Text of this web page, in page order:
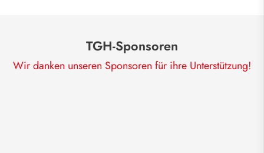
TGH-Sponsoren
Wir danken unseren Sponsoren für ihre Unterstützung!